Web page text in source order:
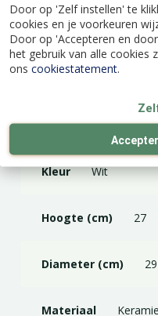
Door op 'Zelf instellen' te
cookies en je voorkeuren
Door op 'Accepteren en
het gebruik van alle cookies
ons cookiestatement.
Specificaties
Merk Bela Arte
Kleur Wit
Hoogte (cm) 27
Diameter (cm) 29
Materiaal